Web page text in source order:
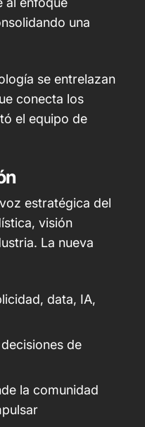
una
se entrelazan
conecta los
el equipo de
estratégica del
visión
La nueva
data, IA,
de
la comunidad